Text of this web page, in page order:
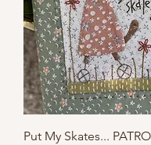
Put My Skates...